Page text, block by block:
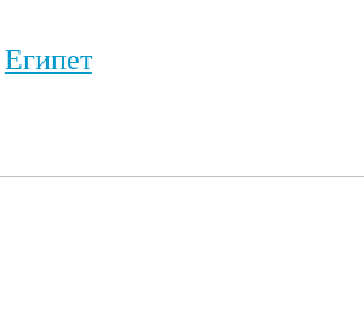
Египет